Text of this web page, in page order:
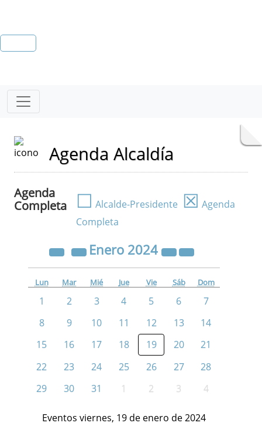
Agenda Alcaldía
Agenda
Completa
☐ Alcalde-Presidente ☒ Agenda
Completa
Enero 2024
Lun Mar Mié Jue Vie Sáb Dom
1 2 3 4 5 6
7
8
9 10 11 12 13
14
15
16 17 18 19 20
21
22
23 24 25 26 27
28
29
30 31 1 2 3 4
Eventos viernes, 19 de enero de 2024